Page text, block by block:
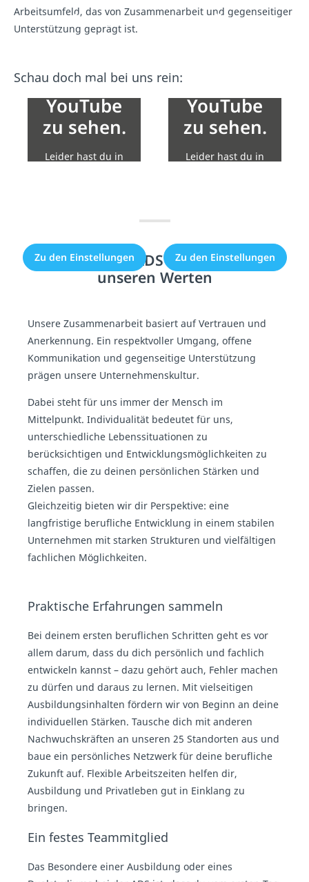
Arbeitsumfeld, das von Zusammenarbeit und gegenseitiger
Unterstützung geprägt ist.
Schau doch mal bei uns rein:
wären
eigentlich
von
YouTube
zu sehen.
Leider hast du in
Zu den Einstellungen
wären
YouTube
zu sehen.
Leider hast du in
Zu den Einstellungen
Arbeiten bei ADS – geprägt von
unseren Werten
Unsere Zusammenarbeit basiert auf Vertrauen und
Anerkennung. Ein respektvoller Umgang, offene
Kommunikation und gegenseitige Unterstützung
prägen unsere Unternehmenskultur.
Dabei steht für uns immer der Mensch im
Mittelpunkt. Individualität bedeutet für uns,
unterschiedliche Lebenssituationen zu
berücksichtigen und Entwicklungsmöglichkeiten zu
schaffen, die zu deinen persönlichen Stärken und
Zielen passen.
Gleichzeitig bieten wir dir Perspektive: eine
langfristige berufliche Entwicklung in einem stabilen
Unternehmen mit starken Strukturen und vielfältigen
fachlichen Möglichkeiten.
Praktische Erfahrungen sammeln
Bei deinem ersten beruflichen Schritten geht es vor
allem darum, dass du dich persönlich und fachlich
entwickeln kannst – dazu gehört auch, Fehler machen
zu dürfen und daraus zu lernen. Mit vielseitigen
Ausbildungsinhalten fördern wir von Beginn an deine
individuellen Stärken. Tausche dich mit anderen
Nachwuchskräften an unseren 25 Standorten aus und
baue ein persönliches Netzwerk für deine berufliche
Zukunft auf. Flexible Arbeitszeiten helfen dir,
Ausbildung und Privatleben gut in Einklang zu
bringen.
Ein festes Teammitglied
Das Besondere einer Ausbildung oder eines